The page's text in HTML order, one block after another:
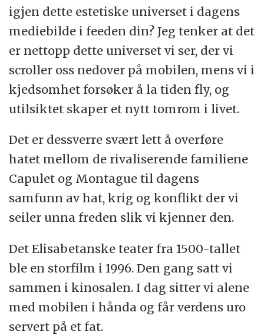
igjen dette estetiske universet i dagens
mediebilde i feeden din? Jeg tenker at det
er nettopp dette universet vi ser, der vi
scroller oss nedover på mobilen, mens vi i
kjedsomhet forsøker å la tiden fly, og
utilsiktet skaper et nytt tomrom i livet.
Det er dessverre svært lett å overføre
hatet mellom de rivaliserende familiene
Capulet og Montague til dagens
samfunn av hat, krig og konflikt der vi
seiler unna freden slik vi kjenner den.
Det Elisabetanske teater fra 1500-tallet
ble en storfilm i 1996. Den gang satt vi
sammen i kinosalen. I dag sitter vi alene
med mobilen i hånda og får verdens uro
servert på et fat.